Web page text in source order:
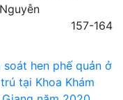
157-164
hen phế quản ở
tại Khoa Khám